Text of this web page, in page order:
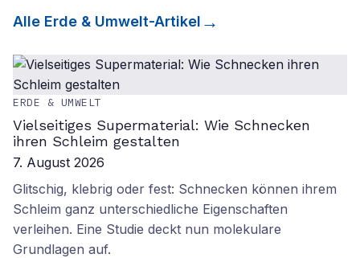
Alle Erde & Umwelt-Artikel
ERDE & UMWELT
Vielseitiges Supermaterial: Wie Schnecken
ihren Schleim gestalten
7. August 2026
Glitschig, klebrig oder fest: Schnecken können ihrem
Schleim ganz unterschiedliche Eigenschaften
verleihen. Eine Studie deckt nun molekulare
Grundlagen auf.